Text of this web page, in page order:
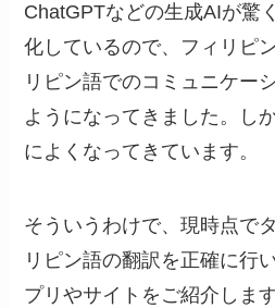
ChatGPTなどの生成AIが驚
化しているので、フィリピ
リピン語でのコミュニケー
ようになってきました。し
によくなってきています。
そういうわけで、現時点で
リピン語の翻訳を正確に行
プリやサイトをご紹介します